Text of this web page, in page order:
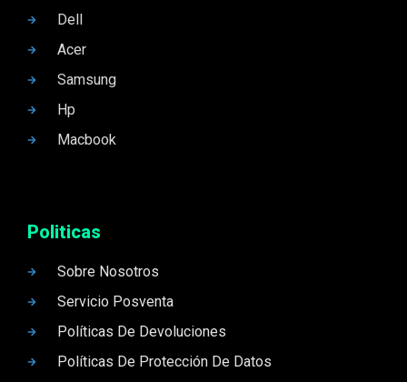
Dell
Acer
Samsung
Hp
Macbook
Politicas
Sobre Nosotros
Servicio Posventa
Políticas De Devoluciones
Políticas De Protección De Datos